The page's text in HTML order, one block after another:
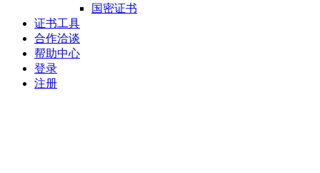
国密证书
证书工具
合作洽谈
帮助中心
登录
注册